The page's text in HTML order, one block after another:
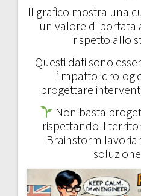
Il grafico mostra una
un valore di portata
rispetto allo
Questi dati sono
l’impatto
progettare
Non basta
rispettando il
Brainstorm